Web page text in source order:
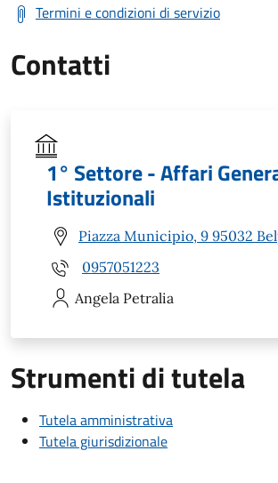
Termini e condizioni di servizio
Contatti
1° Settore - Affari
Istituzionali
Piazza Municipio, 9 95032
0957051223
Angela Petralia
Strumenti di tutela
Tutela amministrativa
Tutela giurisdizionale